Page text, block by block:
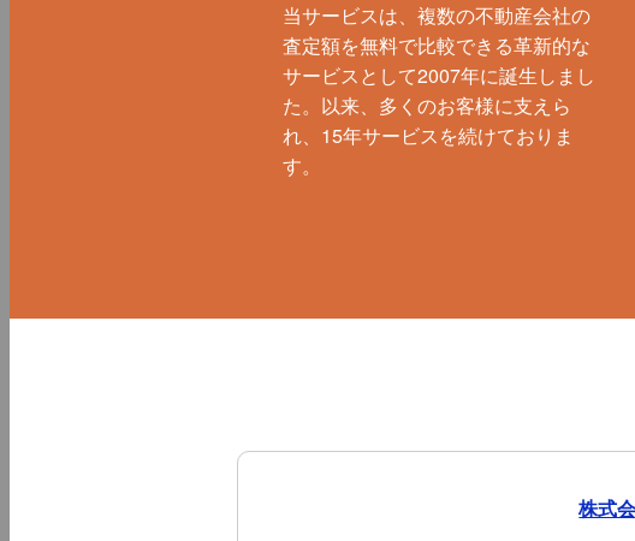
当サービスは、複数の不動産会社の
査定額を無料で比較できる革新的な
サービスとして2007年に誕生しまし
た。以来、多くのお客様に支えら
れ、15年サービスを続けておりま
す。
株式